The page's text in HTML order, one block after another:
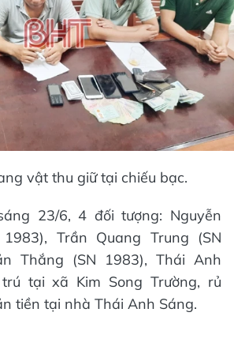
vật thu giữ tại chiếu bạc.
23/6, 4 đối tượng: Nguyễn
Trần Quang Trung (SN
Thắng (SN 1983), Thái Anh
tại xã Kim Song Trường, rủ
tiền tại nhà Thái Anh Sáng.